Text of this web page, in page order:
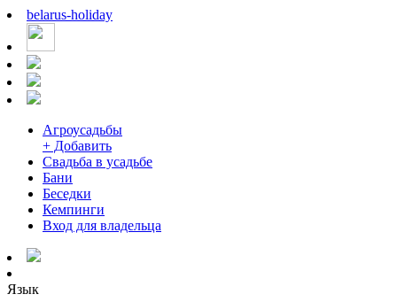
belarus-holiday
Агроусадьбы
+ Добавить
Свадьба в усадьбе
Бани
Беседки
Кемпинги
Вход для владельца
Язык